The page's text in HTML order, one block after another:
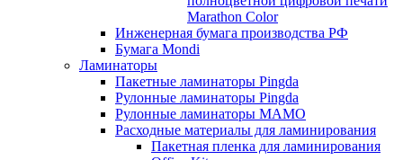
Marathon Color
Инженерная бумага производства РФ
Бумага Mondi
Ламинаторы
Пакетные ламинаторы Pingda
Рулонные ламинаторы Pingda
Рулонные ламинаторы MAMO
Расходные материалы для ламинирования
Пакетная пленка для ламинирования